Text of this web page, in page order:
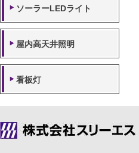
ソーラーLEDライト
屋内高天井照明
看板灯